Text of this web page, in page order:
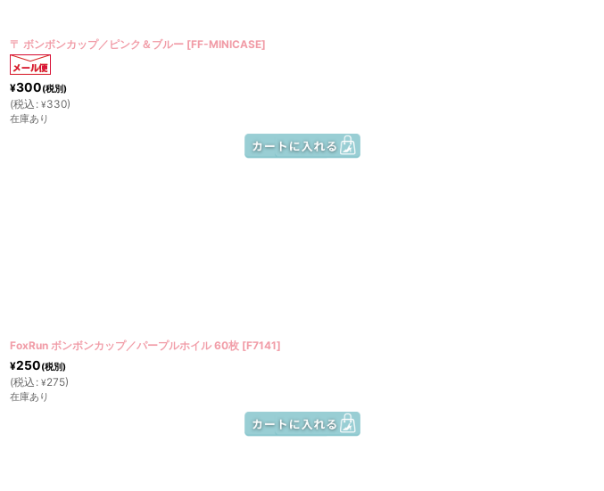
〒 ボンボンカップ／ピンク＆ブルー [FF-MINICASE]
¥300(税別)
(税込 : ¥330)
在庫あり
FoxRun ボンボンカップ／パープルホイル 60枚 [F7141]
¥250(税別)
(税込 : ¥275)
在庫あり